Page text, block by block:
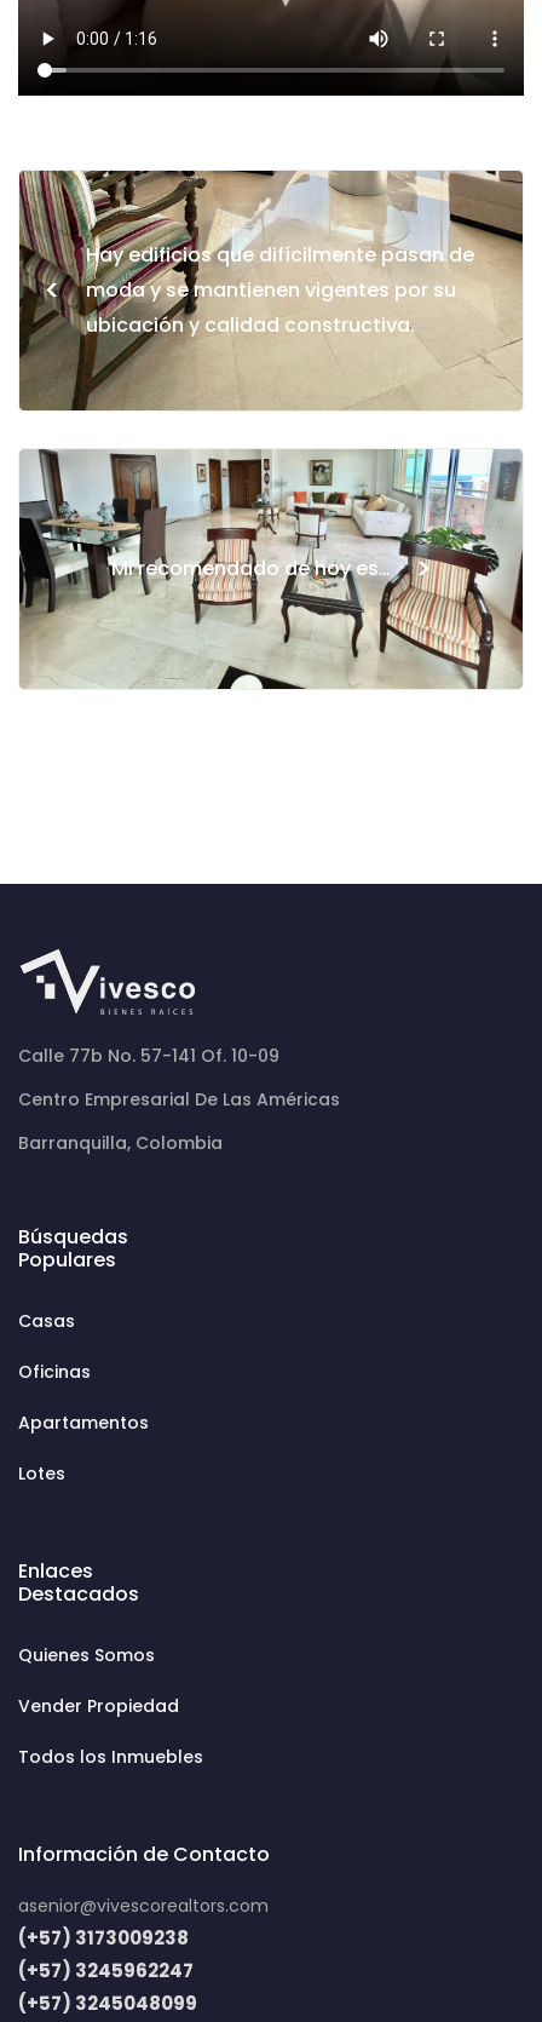
<
Hay edificios que difícilmente pasan de
moda y se mantienen vigentes por su
ubicación y calidad constructiva.
Mi recomendado de hoy es… >
Calle 77b No. 57-141 Of. 10-09
Centro Empresarial De Las Américas
Barranquilla, Colombia
Búsquedas
Populares
Casas
Oficinas
Apartamentos
Lotes
Enlaces
Destacados
Quienes Somos
Vender Propiedad
Todos los Inmuebles
Información de Contacto
asenior@vivescorealtors.com
(+57) 3173009238
(+57) 3245962247
(+57) 3245048099